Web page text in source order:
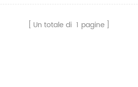
esterni, in bassa /
ecc. tutte le
affidabili.
Un totale di 1 pagine